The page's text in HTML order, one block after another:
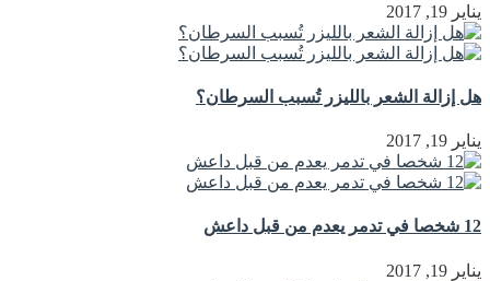
يناير 19, 2017
هل إزالة الشعر بالليزر تُسبب السرطان؟
يناير 19, 2017
12 شخصا في تدمر يعدم من قبل داعش
يناير 19, 2017